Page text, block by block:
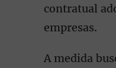
contratual
empresas.
A medida